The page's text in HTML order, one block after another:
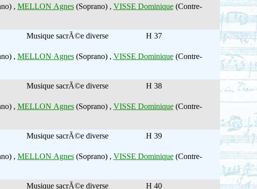
, MELLON Agnes(Soprano) , VISSE Dominique(Contre-
Musique sacrÃ©e diverse
H 37
, MELLON Agnes(Soprano) , VISSE Dominique(Contre-
Musique sacrÃ©e diverse
H 38
, MELLON Agnes(Soprano) , VISSE Dominique(Contre-
Musique sacrÃ©e diverse
H 39
, MELLON Agnes(Soprano) , VISSE Dominique(Contre-
Musique sacrÃ©e diverse
H 40